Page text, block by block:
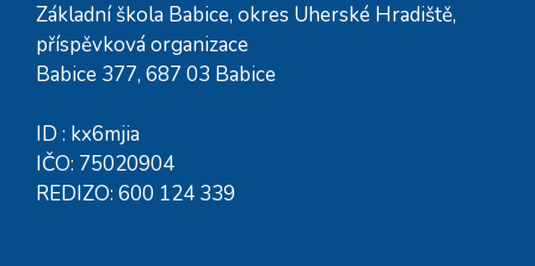
Základní škola Babice, okres Uherské Hradiště,
příspěvková organizace
Babice 377, 687 03 Babice
ID : kx6mjia
IČO: 75020904
REDIZO: 600 124 339